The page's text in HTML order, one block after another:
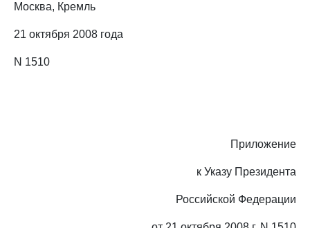
Москва, Кремль
21 октября 2008 года
N 1510
Приложение
к Указу Президента
Российской Федерации